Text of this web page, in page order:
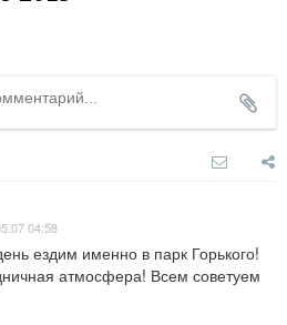
04:58
ездим именно в парк Горького!
атмосфера! Всем советуем